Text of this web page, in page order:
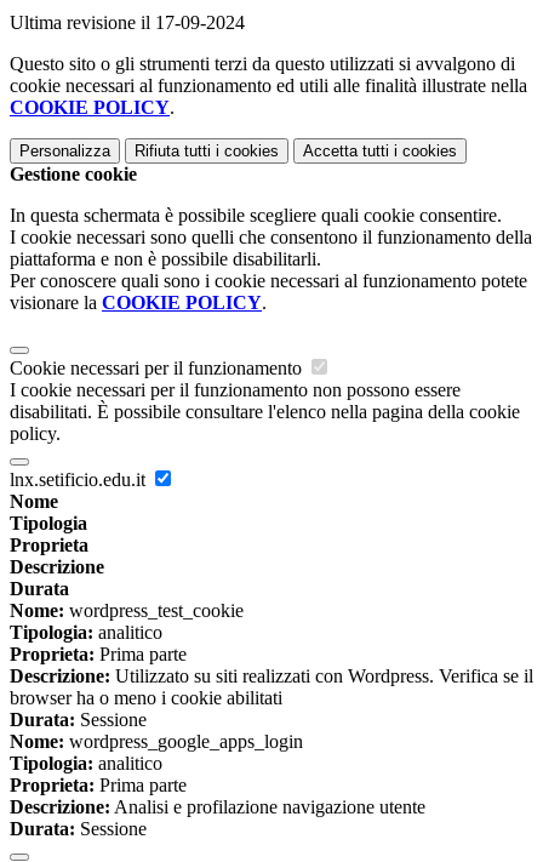
Ultima revisione il 17-09-2024
Questo sito o gli strumenti terzi da questo utilizzati si avvalgono di
cookie necessari al funzionamento ed utili alle finalità illustrate nella
COOKIE POLICY.
Personalizza Rifiuta tutti i cookies Accetta tutti i cookies
Gestione cookie
In questa schermata è possibile scegliere quali cookie consentire.
I cookie necessari sono quelli che consentono il funzionamento della
piattaforma e non è possibile disabilitarli.
Per conoscere quali sono i cookie necessari al funzionamento potete
visionare la COOKIE POLICY.
Cookie necessari per il funzionamento
I cookie necessari per il funzionamento non possono essere
disabilitati. È possibile consultare l'elenco nella pagina della cookie
policy.
lnx.setificio.edu.it
Nome
Tipologia
Proprieta
Descrizione
Durata
Nome: wordpress_test_cookie
Tipologia: analitico
Proprieta: Prima parte
Descrizione: Utilizzato su siti realizzati con Wordpress. Verifica se il
browser ha o meno i cookie abilitati
Durata: Sessione
Nome: wordpress_google_apps_login
Tipologia: analitico
Proprieta: Prima parte
Descrizione: Analisi e profilazione navigazione utente
Durata: Sessione